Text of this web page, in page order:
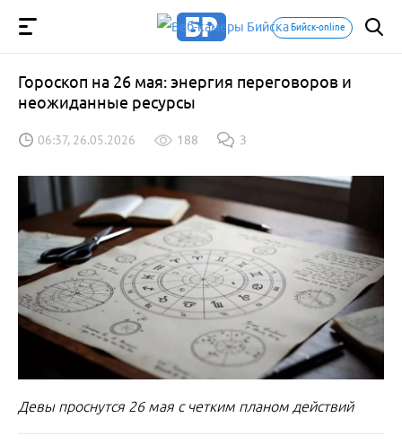
Бийск-online
Гороскоп на 26 мая: энергия переговоров и
неожиданные ресурсы
06:37, 26.05.2026 188 3
Девы проснутся 26 мая с четким планом действий